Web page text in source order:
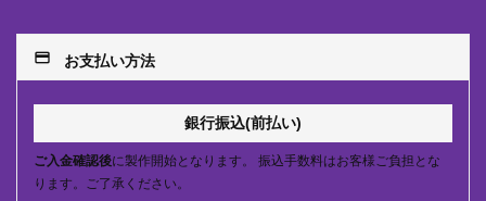
payment お支払い方法
銀行振込(前払い)
ご入金確認後に製作開始となります。 振込手数料はお客様ご負担とな
ります。ご了承ください。